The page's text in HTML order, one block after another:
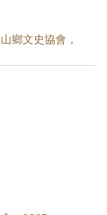
鄉文史協會，